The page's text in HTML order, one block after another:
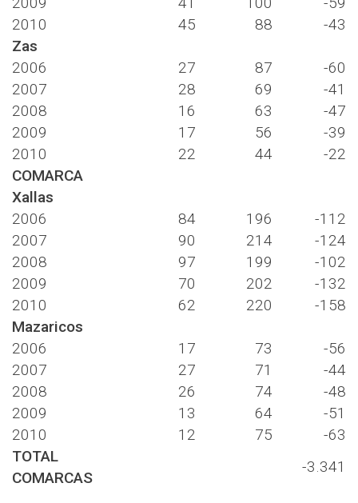
2010
45 88
-43
Zas
2006
27 87
-60
2007
28 69
-41
2008
16 63
-47
2009
17 56
-39
2010
22 44
-22
COMARCA
Xallas
2006
84 196
-112
2007
90 214
-124
2008
97 199
-102
2009
70 202
-132
2010
62 220
-158
Mazaricos
2006
17 73
-56
2007
27 71
-44
2008
26 74
-48
2009
13 64
-51
2010
12 75
-63
TOTAL
COMARCAS
-3.341